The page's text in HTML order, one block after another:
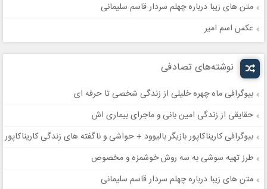
متن های زیبا درباره چهلم سردار قاسم سلیمانی
عکس اسم امیر
نوشته‌های تصادفی
بیوگرافی ماه چهره خلیلی از زندگی شخصی تا حرفه ای
حقایقی از زندگی امین بانی و ماجرای بیماری اش
بیوگرافی کاریناکاپور بازیگر بالیوود + حواشی و ناگفته های زندگی کاریناکاپور
طرز تهیه سوشی به سه روش خوشمزه و مخصوص
متن های زیبا درباره چهلم سردار قاسم سلیمانی